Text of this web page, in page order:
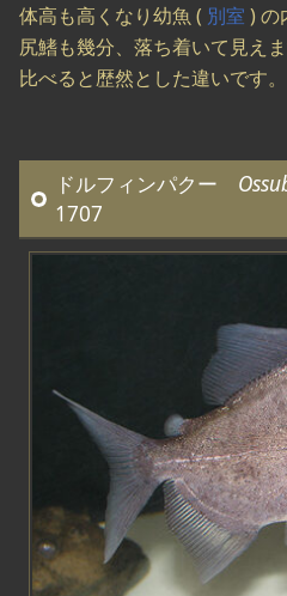
体高も高くなり幼魚 ( 別室 ) の
尻鰭も幾分、落ち着いて見え
比べると歴然とした違いです。
ドルフィンパクー
1707